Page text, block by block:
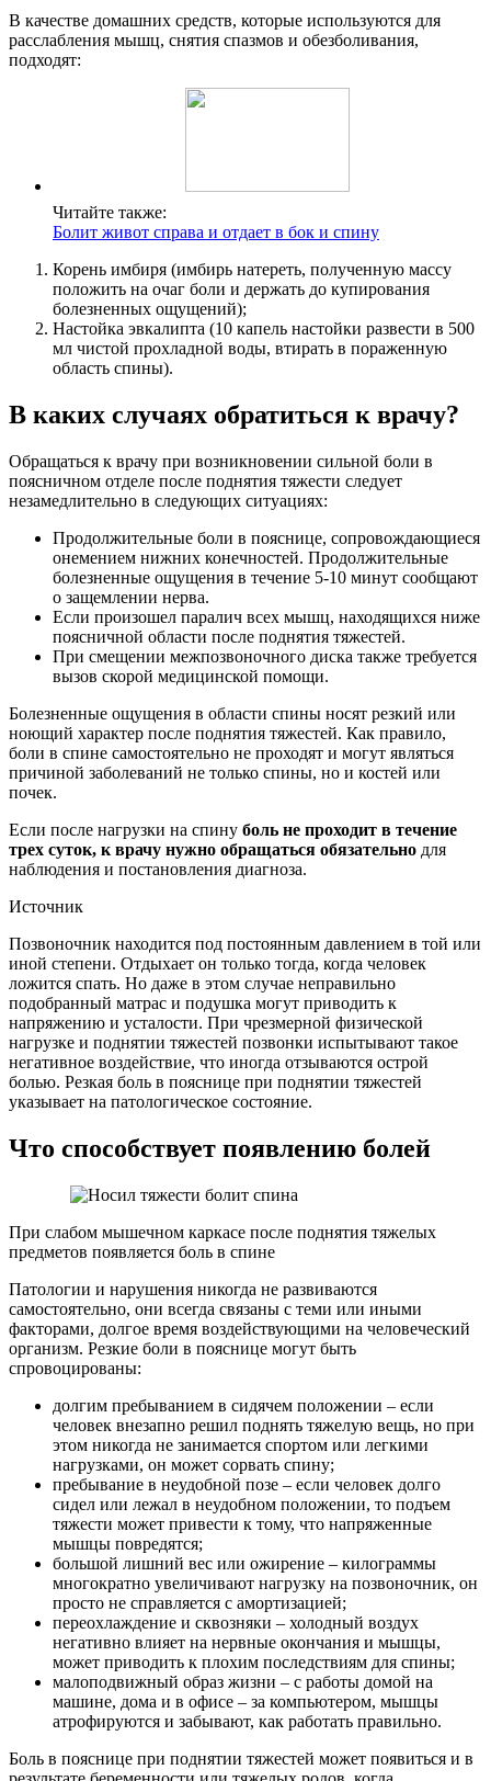
В качестве домашних средств, которые используются для
расслабления мышц, снятия спазмов и обезболивания,
подходят:
Читайте также:
Болит живот справа и отдает в бок и спину
Корень имбиря (имбирь натереть, полученную массу
положить на очаг боли и держать до купирования
болезненных ощущений);
Настойка эвкалипта (10 капель настойки развести в 500
мл чистой прохладной воды, втирать в пораженную
область спины).
В каких случаях обратиться к врачу?
Обращаться к врачу при возникновении сильной боли в
поясничном отделе после поднятия тяжести следует
незамедлительно в следующих ситуациях:
Продолжительные боли в пояснице, сопровождающиеся
онемением нижних конечностей. Продолжительные
болезненные ощущения в течение 5-10 минут сообщают
о защемлении нерва.
Если произошел паралич всех мышц, находящихся ниже
поясничной области после поднятия тяжестей.
При смещении межпозвоночного диска также требуется
вызов скорой медицинской помощи.
Болезненные ощущения в области спины носят резкий или
ноющий характер после поднятия тяжестей. Как правило,
боли в спине самостоятельно не проходят и могут являться
причиной заболеваний не только спины, но и костей или
почек.
Если после нагрузки на спину боль не проходит в течение
трех суток, к врачу нужно обращаться обязательно для
наблюдения и постановления диагноза.
Источник
Позвоночник находится под постоянным давлением в той или
иной степени. Отдыхает он только тогда, когда человек
ложится спать. Но даже в этом случае неправильно
подобранный матрас и подушка могут приводить к
напряжению и усталости. При чрезмерной физической
нагрузке и поднятии тяжестей позвонки испытывают такое
негативное воздействие, что иногда отзываются острой
болью. Резкая боль в пояснице при поднятии тяжестей
указывает на патологическое состояние.
Что способствует появлению болей
При слабом мышечном каркасе после поднятия тяжелых
предметов появляется боль в спине
Патологии и нарушения никогда не развиваются
самостоятельно, они всегда связаны с теми или иными
факторами, долгое время воздействующими на человеческий
организм. Резкие боли в пояснице могут быть
спровоцированы:
долгим пребыванием в сидячем положении – если
человек внезапно решил поднять тяжелую вещь, но при
этом никогда не занимается спортом или легкими
нагрузками, он может сорвать спину;
пребывание в неудобной позе – если человек долго
сидел или лежал в неудобном положении, то подъем
тяжести может привести к тому, что напряженные
мышцы повредятся;
большой лишний вес или ожирение – килограммы
многократно увеличивают нагрузку на позвоночник, он
просто не справляется с амортизацией;
переохлаждение и сквозняки – холодный воздух
негативно влияет на нервные окончания и мышцы,
может приводить к плохим последствиям для спины;
малоподвижный образ жизни – с работы домой на
машине, дома и в офисе – за компьютером, мышцы
атрофируются и забывают, как работать правильно.
Боль в пояснице при поднятии тяжестей может появиться и в